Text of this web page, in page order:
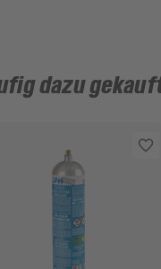
dazu